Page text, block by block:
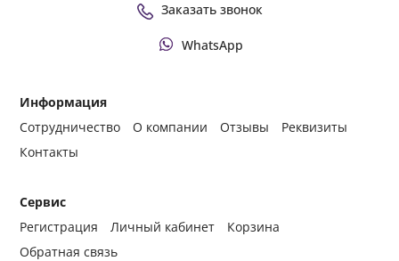
Информация
Сотрудничество
О компании Отзывы
Реквизиты
Контакты
Сервис
Регистрация
Личный кабинет
Корзина
Обратная связь
Заказать звонок
WhatsApp